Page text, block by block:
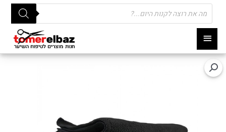
תפריט
ראשי
Products
search